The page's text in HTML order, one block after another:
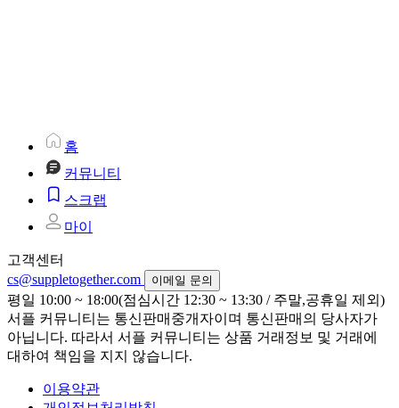
홈
커뮤니티
스크랩
마이
고객센터
cs@suppletogether.com
이메일 문의
평일 10:00 ~ 18:00(점심시간 12:30 ~ 13:30 / 주말,공휴일 제외)
서플 커뮤니티는 통신판매중개자이며 통신판매의 당사자가
아닙니다. 따라서 서플 커뮤니티는 상품 거래정보 및 거래에
대하여 책임을 지지 않습니다.
이용약관